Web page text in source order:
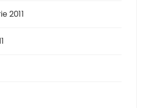
2011